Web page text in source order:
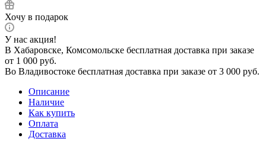
Хочу в подарок
У нас акция!
В Хабаровске, Комсомольске бесплатная доставка при заказе
от 1 000 руб.
Во Владивостоке бесплатная доставка при заказе от 3 000 руб.
Описание
Наличие
Как купить
Оплата
Доставка